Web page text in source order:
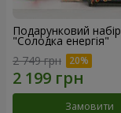
Подарунковий набір
"Солодка енергія"
2 749 грн
Замовити